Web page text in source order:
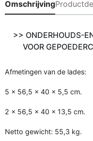
Omschrijving
>> ONDERHOUDS-
VOOR
Afmetingen van de lades:
5 x 56,5 x 40 x 5,5 cm.
2 x 56,5 x 40 x 13,5 cm.
Netto gewicht: 55,3 kg.